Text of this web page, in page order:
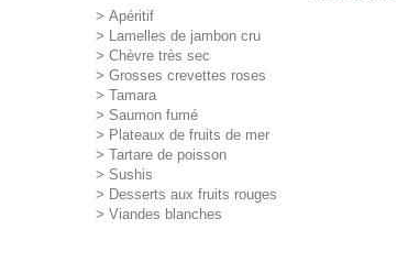
> Apéritif
>
Lamelles de jambon cru
> Chèvre très sec
> Grosses crevettes roses
> Tamara
> Saumon fumé
> Plateaux de fruits de mer
> Tartare de poisson
> Sushis
> Desserts aux fruits rouges
> Viandes blanches